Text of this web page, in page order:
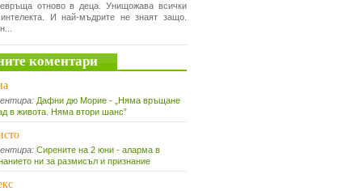
отново в деца. Унищожава всички
И най-мъдрите не знаят защо.
коментари
Дафни дю Морие - „Няма връщане
в живота. Няма втори шанс”
Сирените на 2 юни - аларма в
ни за размисъл и признание